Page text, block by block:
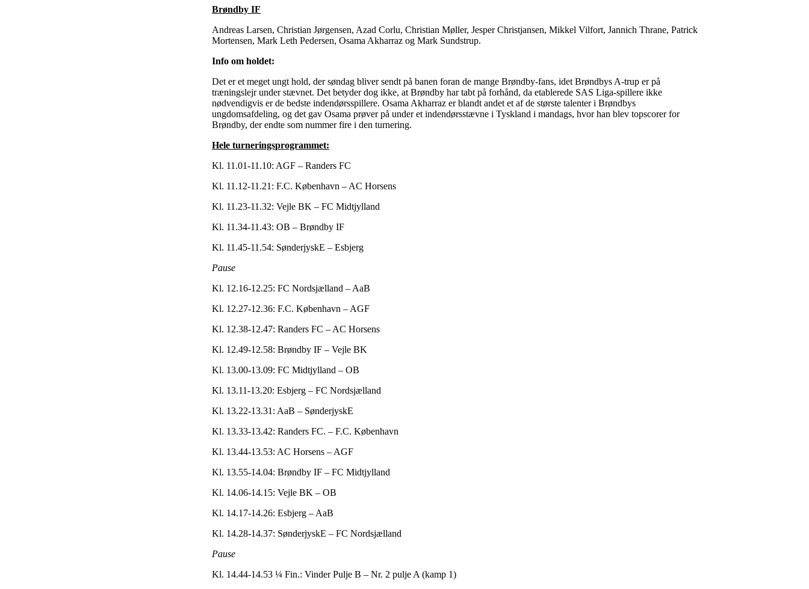
Brøndby IF
Andreas Larsen, Christian Jørgensen, Azad Corlu, Christian Møller, Jesper Christjansen, Mikkel Vilfort, Jannich Thrane, Patrick
Mortensen, Mark Leth Pedersen, Osama Akharraz og Mark Sundstrup.
Info om holdet:
Det er et meget ungt hold, der søndag bliver sendt på banen foran de mange Brøndby-fans, idet Brøndbys A-trup er på
træningslejr under stævnet. Det betyder dog ikke, at Brøndby har tabt på forhånd, da etablerede SAS Liga-spillere ikke
nødvendigvis er de bedste indendørsspillere. Osama Akharraz er blandt andet et af de største talenter i Brøndbys
ungdomsafdeling, og det gav Osama prøver på under et indendørsstævne i Tyskland i mandags, hvor han blev topscorer for
Brøndby, der endte som nummer fire i den turnering.
Hele turneringsprogrammet:
Kl. 11.01-11.10: AGF – Randers FC
Kl. 11.12-11.21: F.C. København – AC Horsens
Kl. 11.23-11.32: Vejle BK – FC Midtjylland
Kl. 11.34-11.43: OB – Brøndby IF
Kl. 11.45-11.54: SønderjyskE – Esbjerg
Pause
Kl. 12.16-12.25: FC Nordsjælland – AaB
Kl. 12.27-12.36: F.C. København – AGF
Kl. 12.38-12.47: Randers FC – AC Horsens
Kl. 12.49-12.58: Brøndby IF – Vejle BK
Kl. 13.00-13.09: FC Midtjylland – OB
Kl. 13.11-13.20: Esbjerg – FC Nordsjælland
Kl. 13.22-13.31: AaB – SønderjyskE
Kl. 13.33-13.42: Randers FC. – F.C. København
Kl. 13.44-13.53: AC Horsens – AGF
Kl. 13.55-14.04: Brøndby IF – FC Midtjylland
Kl. 14.06-14.15: Vejle BK – OB
Kl. 14.17-14.26: Esbjerg – AaB
Kl. 14.28-14.37: SønderjyskE – FC Nordsjælland
Pause
Kl. 14.44-14.53 ¼ Fin.: Vinder Pulje B – Nr. 2 pulje A (kamp 1)